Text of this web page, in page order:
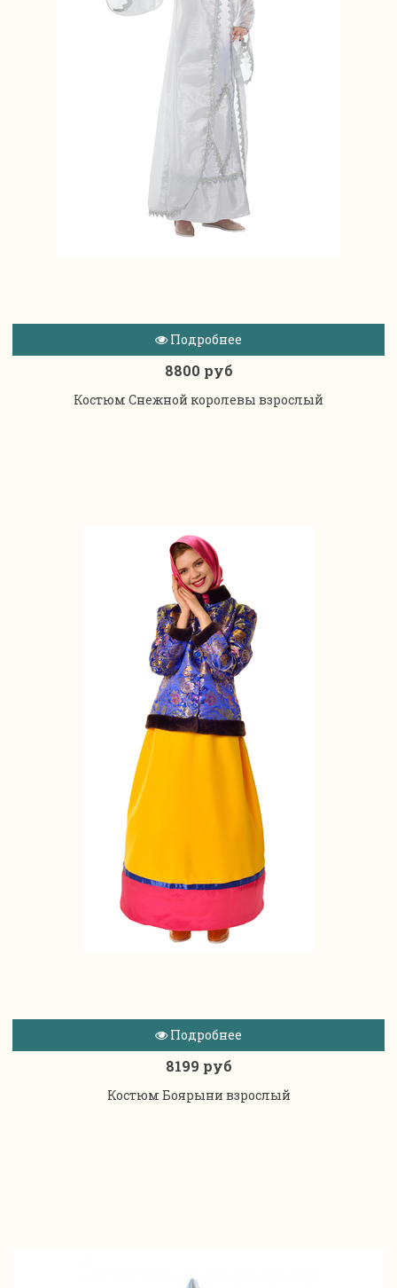
Подробнее
8800 руб
Костюм Снежной королевы взрослый
Подробнее
8199 руб
Костюм Боярыни взрослый